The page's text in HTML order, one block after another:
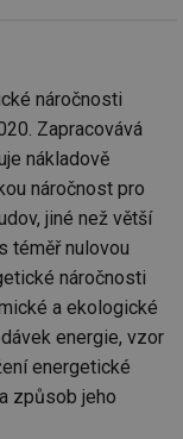
náročnosti
Zapracovává
nákladově
náročnost pro
jiné než větší
téměř nulovou
náročnosti
a ekologické
energie, vzor
energetické
způsob jeho